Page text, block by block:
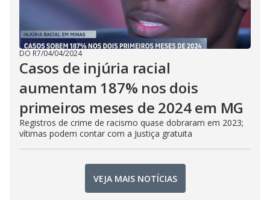
DO R7/04/04/2024
Casos de injúria racial
aumentam 187% nos dois
primeiros meses de 2024 em MG
Registros de crime de racismo quase dobraram em 2023;
vítimas podem contar com a Justiça gratuita
VEJA MAIS NOTÍCIAS